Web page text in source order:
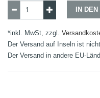
IN
*inkl. MwSt, zzgl.
Der Versand auf Inseln ist
Der Versand in andere EU-